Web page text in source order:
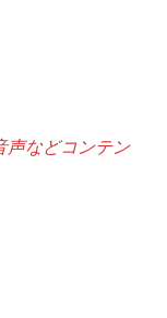
声などコンテン